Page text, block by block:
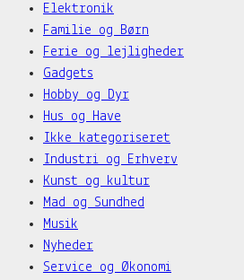
Elektronik
Familie og Børn
Ferie og lejligheder
Gadgets
Hobby og Dyr
Hus og Have
Ikke kategoriseret
Industri og Erhverv
Kunst og kultur
Mad og Sundhed
Musik
Nyheder
Service og Økonomi